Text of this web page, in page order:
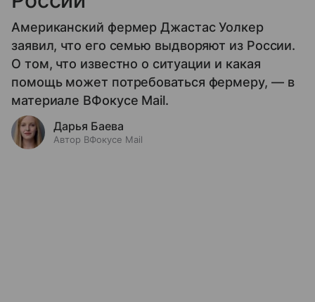
Американский фермер Джастас Уолкер
заявил, что его семью выдворяют из России.
О том, что известно о ситуации и какая
помощь может потребоваться фермеру, — в
материале ВФокусе Mail.
Дарья Баева
Автор ВФокусе Mail